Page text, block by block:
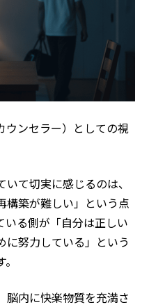
ウンセラー）としての視
て切実に感じるのは、
構築が難しい」という点
いる側が「自分は正しい
に努力している」という
脳内に快楽物質を充満さ